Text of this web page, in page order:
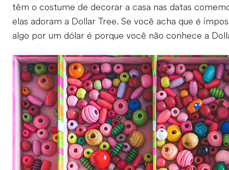
têm o costume de decorar a casa nas datas
elas adoram a Dollar Tree. Se você acha que é
algo por um dólar é porque você não conhece a